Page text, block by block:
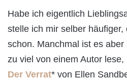
Habe ich eigentlich
stelle ich mir selber
schon. Manchmal ist es
zu viel von einem Autor
Der Verrat* von Ellen